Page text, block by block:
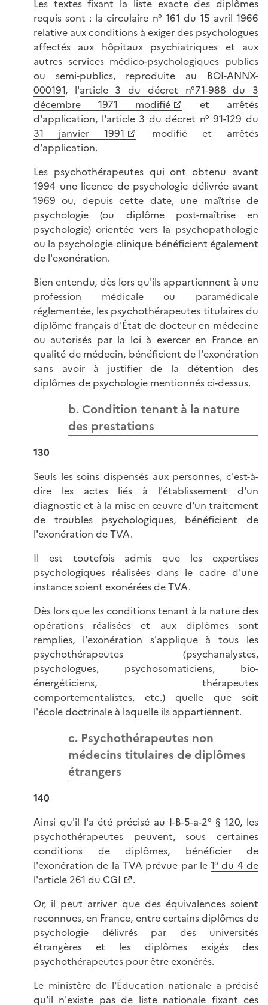
Les textes fixant la liste exacte des diplômes
requis sont : la circulaire n° 161 du 15 avril 1966
relative aux conditions à exiger des psychologues
affectés aux hôpitaux psychiatriques et aux
autres services médico-psychologiques publics
ou semi-publics, reproduite au BOI-ANNX-
000191, l'article 3 du décret n°71-988 du 3
décembre 1971 modifié
et arrêtés
d'application, l'article 3 du décret n° 91-129 du
31 janvier 1991
modifié et arrêtés
d'application.
Les psychothérapeutes qui ont obtenu avant
1994 une licence de psychologie délivrée avant
1969 ou, depuis cette date, une maîtrise de
psychologie (ou diplôme post-maîtrise en
psychologie) orientée vers la psychopathologie
ou la psychologie clinique bénéficient également
de l'exonération.
Bien entendu, dès lors qu'ils appartiennent à une
profession médicale ou paramédicale
réglementée, les psychothérapeutes titulaires du
diplôme français d'État de docteur en médecine
ou autorisés par la loi à exercer en France en
qualité de médecin, bénéficient de l'exonération
sans avoir à justifier de la détention des
diplômes de psychologie mentionnés ci-dessus.
b. Condition tenant à la nature
des prestations
130
Seuls les soins dispensés aux personnes, c'est-à-
dire les actes liés à l'établissement d'un
diagnostic et à la mise en œuvre d'un traitement
de troubles psychologiques, bénéficient de
l'exonération de TVA.
Il est toutefois admis que les expertises
psychologiques réalisées dans le cadre d'une
instance soient exonérées de TVA.
Dès lors que les conditions tenant à la nature des
opérations réalisées et aux diplômes sont
remplies, l'exonération s'applique à tous les
psychothérapeutes (psychanalystes,
psychologues, psychosomaticiens, bio-
énergéticiens, thérapeutes
comportementalistes, etc.) quelle que soit
l'école doctrinale à laquelle ils appartiennent.
c. Psychothérapeutes non
médecins titulaires de diplômes
étrangers
140
Ainsi qu'il l'a été précisé au I-B-5-a-2° § 120, les
psychothérapeutes peuvent, sous certaines
conditions de diplômes, bénéficier de
l'exonération de la TVA prévue par le1° du 4 de
l'article 261 du CGI
.
Or, il peut arriver que des équivalences soient
reconnues, en France, entre certains diplômes de
psychologie délivrés par des universités
étrangères et les diplômes exigés des
psychothérapeutes pour être exonérés.
Le ministère de l'Éducation nationale a précisé
qu'il n'existe pas de liste nationale fixant ces